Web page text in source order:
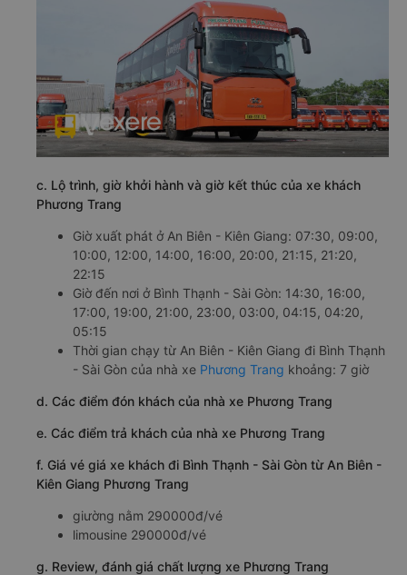
c. Lộ trình, giờ khởi hành và giờ kết thúc của xe khách
Phương Trang
Giờ xuất phát ở An Biên - Kiên Giang: 07:30, 09:00,
10:00, 12:00, 14:00, 16:00, 20:00, 21:15, 21:20,
22:15
Giờ đến nơi ở Bình Thạnh - Sài Gòn: 14:30, 16:00,
17:00, 19:00, 21:00, 23:00, 03:00, 04:15, 04:20,
05:15
Thời gian chạy từ An Biên - Kiên Giang đi Bình Thạnh
- Sài Gòn của nhà xe Phương Trang khoảng: 7 giờ
d. Các điểm đón khách của nhà xe Phương Trang
e. Các điểm trả khách của nhà xe Phương Trang
f. Giá vé giá xe khách đi Bình Thạnh - Sài Gòn từ An Biên -
Kiên Giang Phương Trang
giường nằm 290000đ/vé
limousine 290000đ/vé
g. Review, đánh giá chất lượng xe Phương Trang